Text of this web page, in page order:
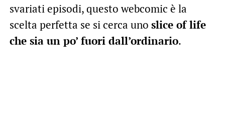
svariati episodi, questo webcomic è la
scelta perfetta se si cerca uno slice of life
che sia un po’ fuori dall’ordinario.